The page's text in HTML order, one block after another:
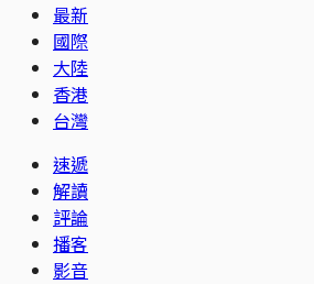
最新
國際
大陸
香港
台灣
速遞
解讀
評論
播客
影音